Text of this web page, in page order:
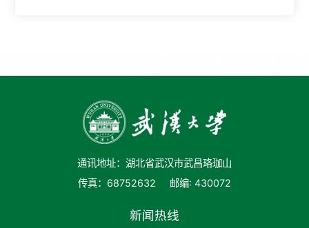
通讯地址：湖北省武汉市武昌珞珈山
传真：68752632
邮编: 430072
新闻热线